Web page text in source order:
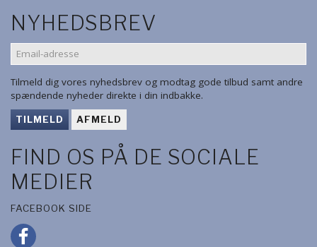
NYHEDSBREV
EMAIL-
ADRESSE
Tilmeld dig vores nyhedsbrev og modtag gode tilbud samt andre
spændende nyheder direkte i din indbakke.
TILMELD AFMELD
FIND OS PÅ DE SOCIALE
MEDIER
FACEBOOK SIDE